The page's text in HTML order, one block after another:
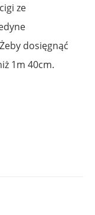
ze
dosięgnąć
1m 40cm.